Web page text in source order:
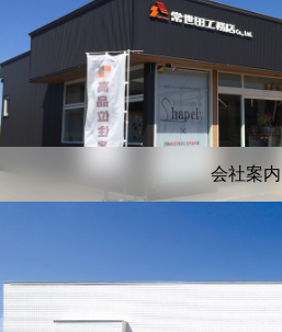
会社案内